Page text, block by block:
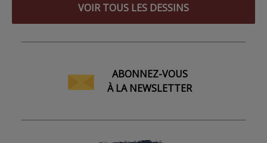
VOIR TOUS LES DESSINS
ABONNEZ-VOUS
À LA NEWSLETTER